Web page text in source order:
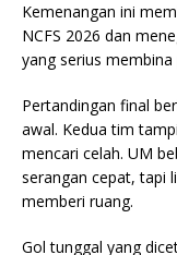
Kemenangan ini
NCFS 2026 dan
yang serius
Pertandingan final
awal. Kedua tim
mencari celah. UM
serangan cepat, tapi
memberi ruang.
Gol tunggal yang